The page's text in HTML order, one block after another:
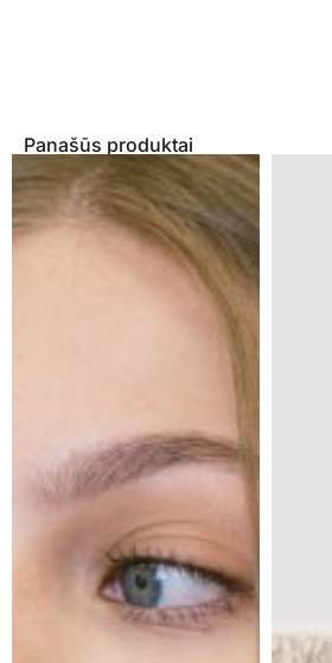
Panašūs produktai